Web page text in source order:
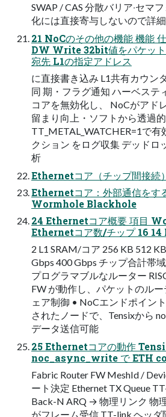
SWAP / CAS 分散バリア‧セマ
化には直接寄与しないので詳
21 NoCのその他の機能 機能
DW Write 32bit値をパケット
宛先 L1の指定アドレス
に直接書き込み L1共有カウン
同 期・フラグ通知 ハーベステ
コアを無効化し、 NoCがアド
留まり向上・ソフトから透過
TT_METAL_WATCHER=1で
クション をログ収集 デッドロ
析
Ethernetコア（チップ間接続
Ethernetコア：外部通信を
Wormhole Blackhole
24 Ethernetコア概要 項⽬
Ethernetコア数/チップ 16 14
2 L1 SRAM/コア 256 KB 512
Gbps 400 Gbps チップ合計帯
プログラマブルなルーター
FW が動作し、パケットのル
ェア制御 • NoCエンドポイン
されたノードで、Tensixから
データ送信可能
25 Ethernetコアの動作
noc_async_write で ETH
Fabric Router FW MeshId /
ート決定 Ethernet TX Queue
Back-N ARQ → 物理リンク 物
がフレーム受信 TT-link ヘッダ